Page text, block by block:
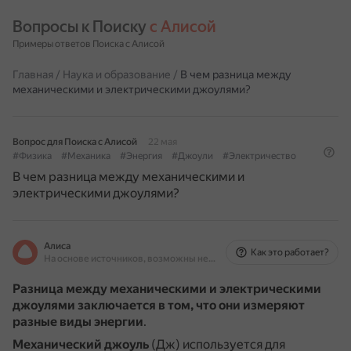
Вопросы к Поиску с Алисой
Примеры ответов Поиска с Алисой
Главная / Наука и образование / В чем разница между
механическими и электрическими джоулями?
Вопрос для Поиска с Алисой
22 мая
#Физика
#Механика #Энергия #Джоули #Электричество
В чем разница между механическими и
электрическими джоулями?
Алиса
На основе источников, возможны неточности
Как это работает?
Разница между механическими и электрическими
джоулями заключается в том, что они измеряют
разные виды энергии.
Механический джоуль (Дж) используется для